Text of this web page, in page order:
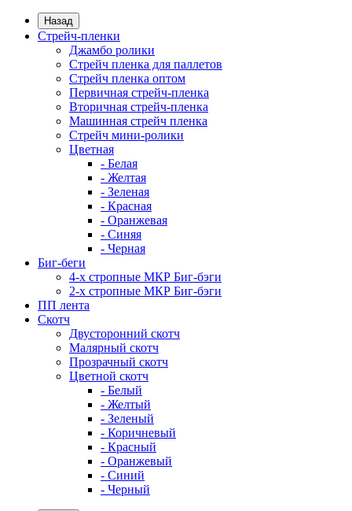
Назад
Стрейч-пленки
Джамбо ролики
Стрейч пленка для паллетов
Стрейч пленка оптом
Первичная стрейч-пленка
Вторичная стрейч-пленка
Машинная стрейч пленка
Стрейч мини-ролики
Цветная
- Белая
- Желтая
- Зеленая
- Красная
- Оранжевая
- Синяя
- Черная
Биг-беги
4-х стропные МКР Биг-бэги
2-х стропные МКР Биг-бэги
ПП лента
Скотч
Двусторонний скотч
Малярный скотч
Прозрачный скотч
Цветной скотч
- Белый
- Желтый
- Зеленый
- Коричневый
- Красный
- Оранжевый
- Синий
- Черный